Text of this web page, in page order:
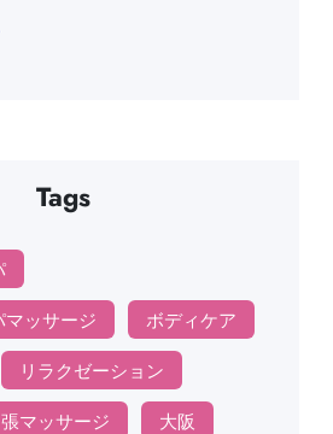
Tags
マッサージ ボディケア
リラクゼーション
マッサージ 大阪